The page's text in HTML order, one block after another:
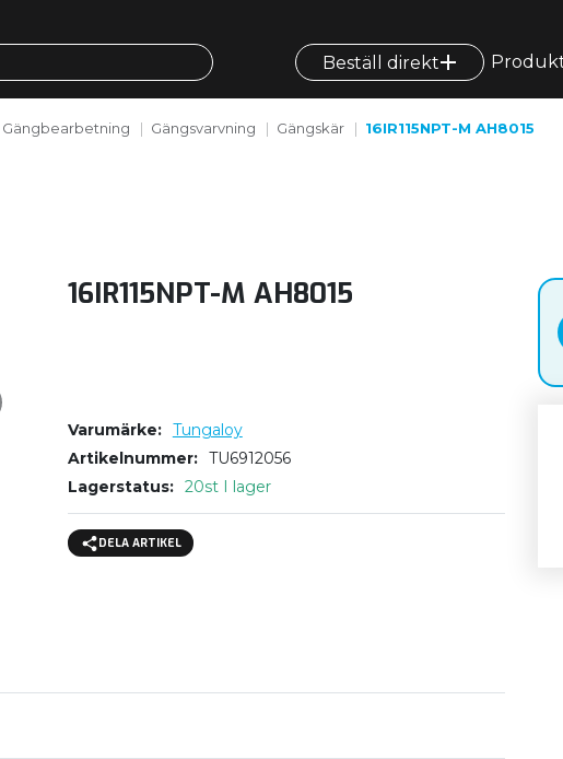
Beställ direkt
Gängbearbetning Gängsvarvning Gängskär 16IR115NPT-M AH8015
16IR115NPT-M AH8015
Varumärke
Tungaloy
Artikelnummer
TU6912056
Lagerstatus
20st I lager
DELA ARTIKEL